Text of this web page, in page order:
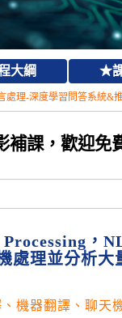
大綱 ★
處理-深度學習 問答系統&
補課，歡迎免
，
處理並分析大
機器翻譯、聊天